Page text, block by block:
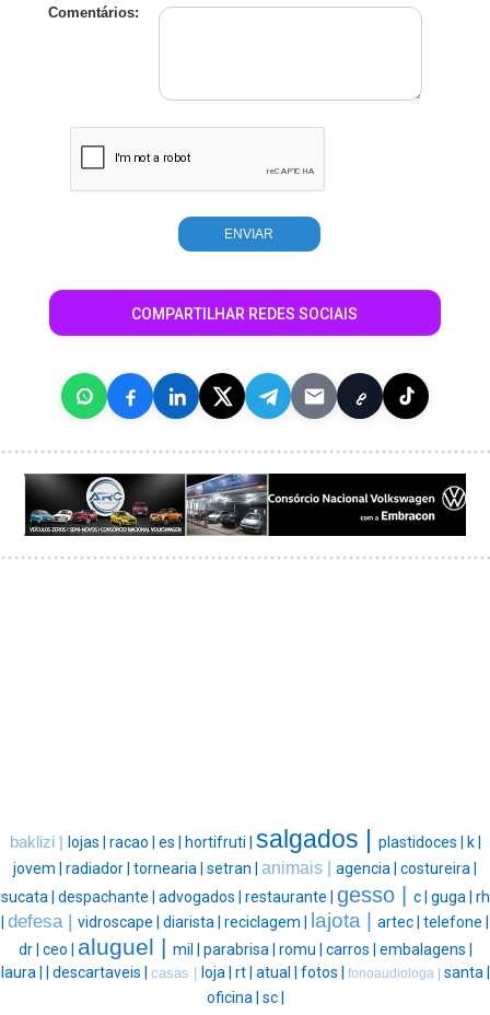
Comentários:
COMPARTILHAR REDES SOCIAIS
baklizi | lojas | racao | es | hortifruti | salgados | plastidoces |
k |
jovem | radiador | tornearia | setran | animais | agencia | costureira |
sucata | despachante | advogados | restaurante | gesso | c | guga | rh
defesa | vidroscape | diarista | reciclagem | lajota | artec | telefone |
dr | ceo | aluguel | mil | parabrisa | romu | carros | embalagens |
laura |
descartaveis | casas | loja | rt | atual | fotos | fonoaudiologa | santa |
oficina | sc |